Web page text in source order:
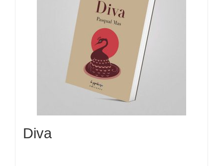
Diva